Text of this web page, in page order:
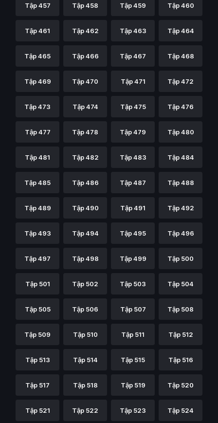
Tập 457 Tập 458 Tập 459 Tập 460
Tập 461 Tập 462 Tập 463 Tập 464
Tập 465 Tập 466 Tập 467 Tập 468
Tập 469 Tập 470 Tập 471 Tập 472
Tập 473 Tập 474 Tập 475 Tập 476
Tập 477 Tập 478 Tập 479 Tập 480
Tập 481 Tập 482 Tập 483 Tập 484
Tập 485 Tập 486 Tập 487 Tập 488
Tập 489 Tập 490 Tập 491 Tập 492
Tập 493 Tập 494 Tập 495 Tập 496
Tập 497 Tập 498 Tập 499 Tập 500
Tập 501 Tập 502 Tập 503 Tập 504
Tập 505 Tập 506 Tập 507 Tập 508
Tập 509 Tập 510 Tập 511 Tập 512
Tập 513 Tập 514 Tập 515 Tập 516
Tập 517 Tập 518 Tập 519 Tập 520
Tập 521 Tập 522 Tập 523 Tập 524